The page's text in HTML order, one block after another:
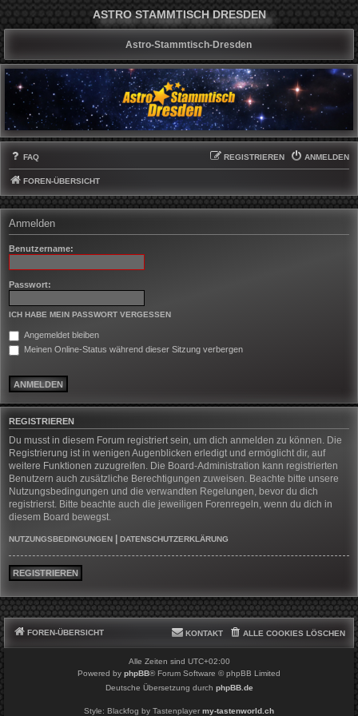
ASTRO STAMMTISCH DRESDEN
Astro-Stammtisch-Dresden
FAQ ANMELDEN
REGISTRIEREN
FOREN-ÜBERSICHT
Anmelden
Benutzername:
Passwort:
ICH HABE MEIN PASSWORT VERGESSEN
Angemeldet bleiben
Meinen Online-Status während dieser Sitzung verbergen
REGISTRIEREN
Du musst in diesem Forum registriert sein, um dich anmelden zu können. Die
Registrierung ist in wenigen Augenblicken erledigt und ermöglicht dir, auf
weitere Funktionen zuzugreifen. Die Board-Administration kann registrierten
Benutzern auch zusätzliche Berechtigungen zuweisen. Beachte bitte unsere
Nutzungsbedingungen und die verwandten Regelungen, bevor du dich
registrierst. Bitte beachte auch die jeweiligen Forenregeln, wenn du dich in
diesem Board bewegst.
NUTZUNGSBEDINGUNGEN DATENSCHUTZERKLÄRUNG
REGISTRIEREN
FOREN-ÜBERSICHT ALLE COOKIES LÖSCHEN
KONTAKT
Alle Zeiten sind UTC+02:00
Powered by phpBB® Forum Software © phpBB Limited
Deutsche Übersetzung durch phpBB.de
Style: Blackfog by Tastenplayer my-tastenworld.ch